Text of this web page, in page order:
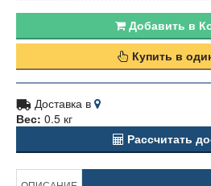
Добавить в
Купить в
Доставка в
Вес: 0.5 кг
Рассчитать